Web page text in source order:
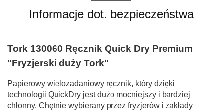
Informacje dot. bezpieczeństwa
Tork 130060 Ręcznik Quick Dry Premium
"Fryzjerski duży Tork"
Papierowy wielozadaniowy ręcznik, który dzięki
technologii QuickDry jest dużo mocniejszy i bardziej
chłonny. Chętnie wybierany przez fryzjerów i zakłady